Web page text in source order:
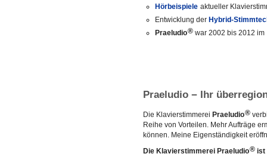
Hörbeispiele aktueller
Entwicklung der Hybrid-
Praeludio® war 2002 bis 2012 im
Praeludio− Ihr
Die Klavierstimmerei Praeludio®
Reihe von Vorteilen. Mehr Aufträge
können. Meine Eigenständigkeit
Die Klavierstimmerei Praeludio® ist